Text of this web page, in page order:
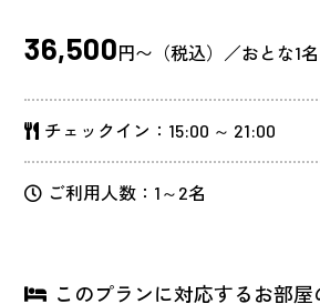
36,500 円〜（税込）／おとな1名
チェックイン：15:00 ～ 21:00
ご利用人数：1～2名
このプランに対応するお部